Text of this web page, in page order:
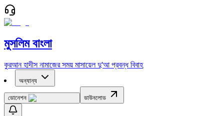
মুসলিম বাংলা
কুরআন হাদীস নামাজের সময় মাসায়েল দু'আ প্রবন্ধ বিবাহ
অন্যান্য
ডোনেশন ডাউনলোড